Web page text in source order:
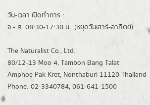
วัน-เวลา เปิดทำการ :
จ.- ศ. 08:30-17:30 น.. (หยุดวันเสาร์-อาทิตย์)
The Naturalist Co., Ltd.
80/12-13 Moo 4, Tambon Bang Talat
Amphoe Pak Kret, Nonthaburi 11120 Thailand
Phone: 02-3340784, 061-641-1500